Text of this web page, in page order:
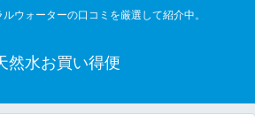
ウォーターの口コミを厳選して紹介中。
然水お買い得便